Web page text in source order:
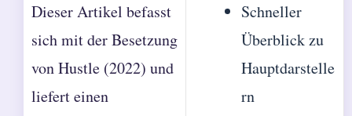
Dieser Artikel befasst
sich mit der Besetzung
von Hustle (2022) und
liefert einen
Schneller
Überblick zu
Hauptdarstelle
rn